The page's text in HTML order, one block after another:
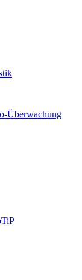
Überwachung